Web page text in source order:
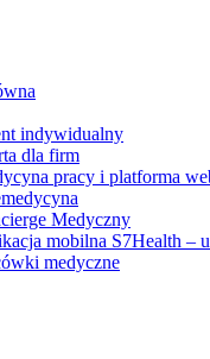
indywidualny
dla firm
pracy i platforma
Medyczny
mobilna S7Health –
medyczne